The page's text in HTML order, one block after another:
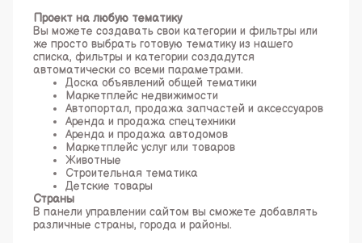
Проект на любую тематику
Вы можете создавать свои категории и фильтры или
же просто выбрать готовую тематику из нашего
списка, фильтры и категории создадутся
автоматически со всеми параметрами.
Доска объявлений общей тематики
Маркетплейс недвижимости
Автопортал, продажа запчастей и аксессуаров
Аренда и продажа спецтехники
Аренда и продажа автодомов
Маркетплейс услуг или товаров
Животные
Строительная тематика
Детские товары
Страны
В панели управлении сайтом вы сможете добавлять
различные страны, города и районы.